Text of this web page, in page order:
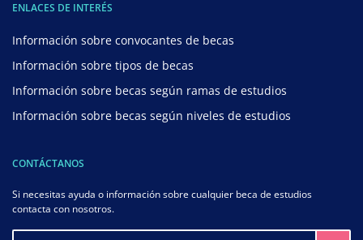
ENLACES DE INTERÉS
Información sobre convocantes de becas
Información sobre tipos de becas
Información sobre becas según ramas de estudios
Información sobre becas según niveles de estudios
CONTÁCTANOS
Si necesitas ayuda o información sobre cualquier beca de estudios
contacta con nosotros.